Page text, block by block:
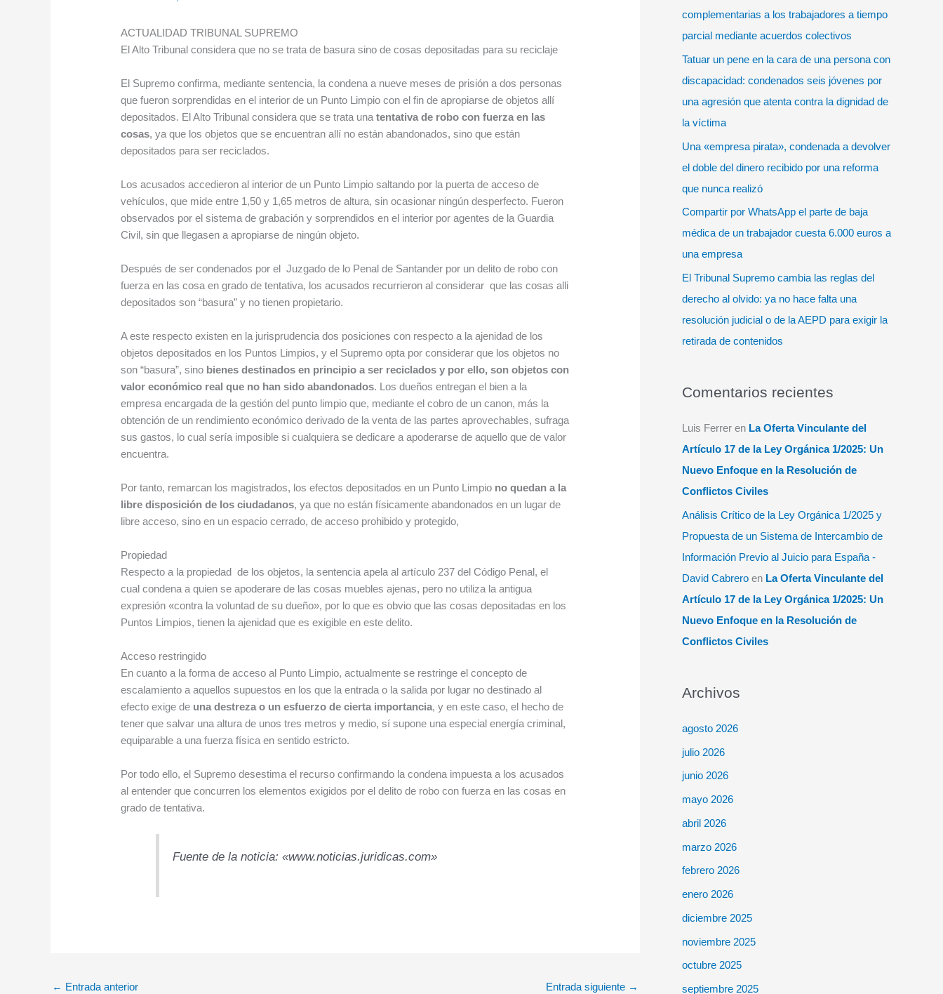
ACTUALIDAD TRIBUNAL SUPREMO
El Alto Tribunal considera que no se trata de basura sino de cosas depositadas para su reciclaje
El Supremo confirma, mediante sentencia, la condena a nueve meses de prisión a dos personas
que fueron sorprendidas en el interior de un Punto Limpio con el fin de apropiarse de objetos allí
depositados. El Alto Tribunal considera que se trata unatentativa de robo con fuerza en las
cosas, ya que los objetos que se encuentran allí no están abandonados, sino que están
depositados para ser reciclados.
Los acusados accedieron al interior de un Punto Limpio saltando por la puerta de acceso de
vehículos, que mide entre 1,50 y 1,65 metros de altura, sin ocasionar ningún desperfecto. Fueron
observados por el sistema de grabación y sorprendidos en el interior por agentes de la Guardia
Civil, sin que llegasen a apropiarse de ningún objeto.
Después de ser condenados por el Juzgado de lo Penal de Santander por un delito de robo con
fuerza en las cosa en grado de tentativa, los acusados recurrieron al considerar que las cosas alli
depositados son “basura” y no tienen propietario.
A este respecto existen en la jurisprudencia dos posiciones con respecto a la ajenidad de los
objetos depositados en los Puntos Limpios, y el Supremo opta por considerar que los objetos no
son “basura”, sino bienes destinados en principio a ser reciclados y por ello, son objetos con
valor económico real que no han sido abandonados. Los dueños entregan el bien a la
empresa encargada de la gestión del punto limpio que, mediante el cobro de un canon, más la
obtención de un rendimiento económico derivado de la venta de las partes aprovechables, sufraga
sus gastos, lo cual sería imposible si cualquiera se dedicare a apoderarse de aquello que de valor
encuentra.
Por tanto, remarcan los magistrados, los efectos depositados en un Punto Limpio no quedan a la
libre disposición de los ciudadanos, ya que no están físicamente abandonados en un lugar de
libre acceso, sino en un espacio cerrado, de acceso prohibido y protegido,
Propiedad
Respecto a la propiedad de los objetos, la sentencia apela al artículo 237 del Código Penal, el
cual condena a quien se apoderare de las cosas muebles ajenas, pero no utiliza la antigua
expresión «contra la voluntad de su dueño», por lo que es obvio que las cosas depositadas en los
Puntos Limpios, tienen la ajenidad que es exigible en este delito.
Acceso restringido
En cuanto a la forma de acceso al Punto Limpio, actualmente se restringe el concepto de
escalamiento a aquellos supuestos en los que la entrada o la salida por lugar no destinado al
efecto exige de una destreza o un esfuerzo de cierta importancia, y en este caso, el hecho de
tener que salvar una altura de unos tres metros y medio, sí supone una especial energía criminal,
equiparable a una fuerza física en sentido estricto.
Por todo ello, el Supremo desestima el recurso confirmando la condena impuesta a los acusados
al entender que concurren los elementos exigidos por el delito de robo con fuerza en las cosas en
grado de tentativa.
Fuente de la noticia: «www.noticias.juridicas.com»
← Entrada anterior Entrada siguiente →
complementarias a los trabajadores a tiempo
parcial mediante acuerdos colectivos
Tatuar un pene en la cara de una persona con
discapacidad: condenados seis jóvenes por
una agresión que atenta contra la dignidad de
la víctima
Una «empresa pirata», condenada a devolver
el doble del dinero recibido por una reforma
que nunca realizó
Compartir por WhatsApp el parte de baja
médica de un trabajador cuesta 6.000 euros a
una empresa
El Tribunal Supremo cambia las reglas del
derecho al olvido: ya no hace falta una
resolución judicial o de la AEPD para exigir la
retirada de contenidos
Comentarios recientes
Luis Ferrer en La Oferta Vinculante del
Artículo 17 de la Ley Orgánica 1/2025: Un
Nuevo Enfoque en la Resolución de
Conflictos Civiles
Análisis Crítico de la Ley Orgánica 1/2025 y
Propuesta de un Sistema de Intercambio de
Información Previo al Juicio para España -
David Cabrero en La Oferta Vinculante del
Artículo 17 de la Ley Orgánica 1/2025: Un
Nuevo Enfoque en la Resolución de
Conflictos Civiles
Archivos
agosto 2026
julio 2026
junio 2026
mayo 2026
abril 2026
marzo 2026
febrero 2026
enero 2026
diciembre 2025
noviembre 2025
octubre 2025
septiembre 2025